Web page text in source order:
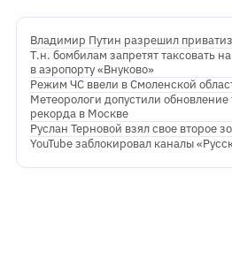
Владимир Путин разрешил
Т.н. бомбилам запретят таксовать
в аэропорту «Внуково»
Режим ЧС ввели в Смоленской
Метеорологи допустили обновление
рекорда в Москве
Руслан Терновой взял свое второе
YouTube заблокировал каналы